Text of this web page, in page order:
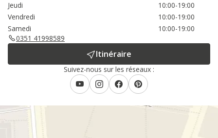
Jeudi
10:00-19:00
Vendredi
10:00-19:00
Samedi
10:00-19:00
0351 41998589
Itinéraire
Suivez-nous sur les réseaux :